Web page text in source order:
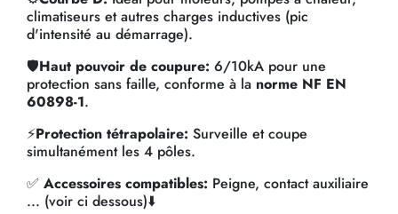
climatiseurs et autres charges inductives (pic
d'intensité au démarrage).
🛡️Haut pouvoir de coupure: 6/10kA pour une
protection sans faille, conforme à la norme NF EN
60898-1.
⚡Protection tétrapolaire: Surveille et coupe
simultanément les 4 pôles.
✅ Accessoires compatibles: Peigne, contact auxiliaire
... (voir ci dessous)⬇️